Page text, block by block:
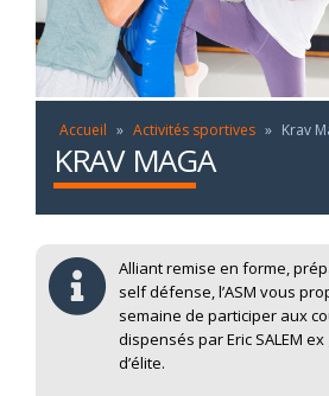
Accueil » Activités sportives » Krav
KRAV MAGA
Alliant remise en forme,
self défense, l’ASM vous
semaine de participer aux
dispensés par Eric SALEM
d’élite.